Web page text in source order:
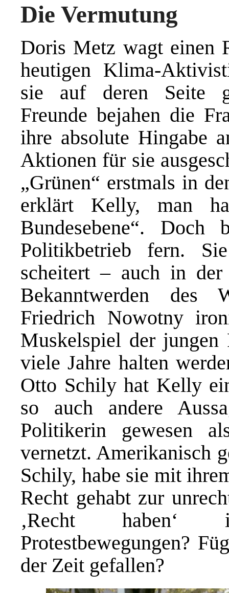
Die Vermutung
Doris Metz wagt einen
heutigen Klima-
sie auf deren Seite
Freunde bejahen die
ihre absolute Hingabe
Aktionen für sie
„Grünen“ erstmals in
erklärt Kelly, man
Bundesebene“. Doch
Politikbetrieb fern.
scheitert – auch in
Bekanntwerden des
Friedrich Nowotny
Muskelspiel der
viele Jahre halten
Otto Schily hat Kelly
so auch andere
Politikerin gewesen
vernetzt. Amerikanisch
Schily, habe sie mit
Recht gehabt zur
‚Recht haben‘
Protestbewegungen?
der Zeit gefallen?